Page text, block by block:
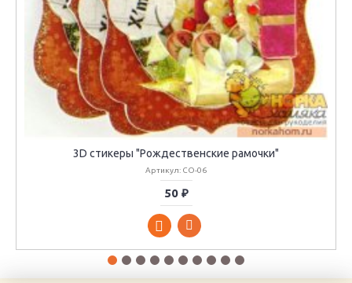
3D стикеры "Рождественские рамочки"
Артикул: CO-06
50 ₽